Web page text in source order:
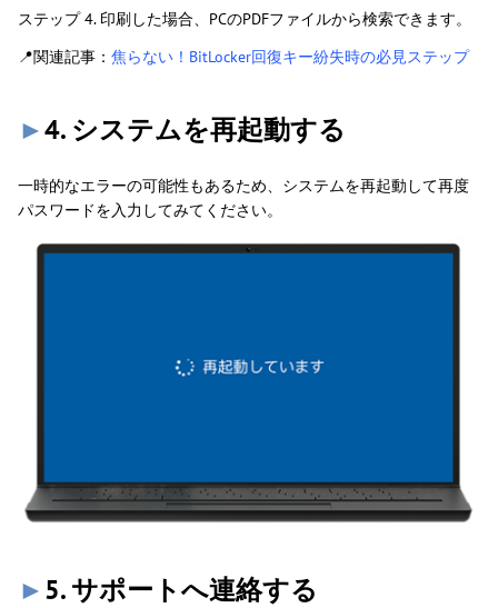
ステップ 4. 印刷した場合、PCのPDFファイルから検索できます。
📍関連記事： 焦らない！BitLocker回復キー紛失時の必見ステップ
►4. システムを再起動する
一時的なエラーの可能性もあるため、システムを再起動して再度
パスワードを入力してみてください。
►5. サポートへ連絡する